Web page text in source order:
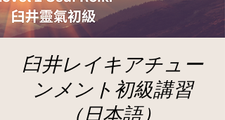
臼井レイキアチュー
ンメント初級講習
（日本語）